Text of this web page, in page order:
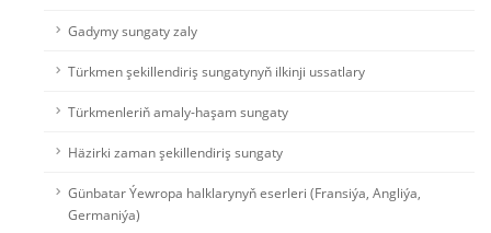
Gadymy sungaty zaly
Türkmen şekillendiriş sungatynyň ilkinji ussatlary
Türkmenleriň amaly-haşam sungaty
Häzirki zaman şekillendiriş sungaty
Günbatar Ýewropa halklarynyň eserleri (Fransiýa, Angliýa,
Germaniýa)